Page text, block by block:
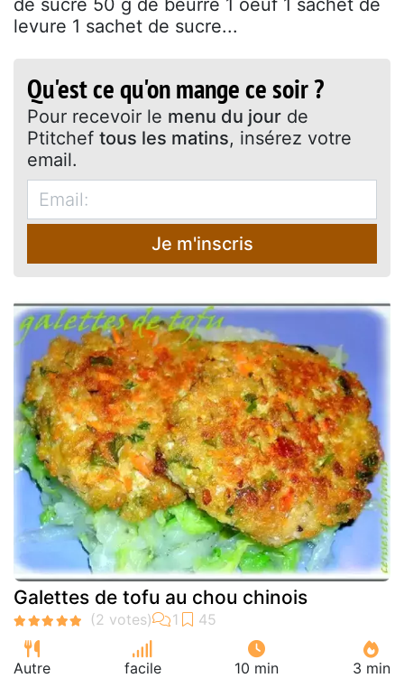
levure 1 sachet de sucre...
Qu'est ce qu'on mange ce soir ?
Pour recevoir le menu du jour de
Ptitchef tous les matins, insérez votre
email.
Je m'inscris
Galettes de tofu au chou chinois
Autre facile 10 min 3 min